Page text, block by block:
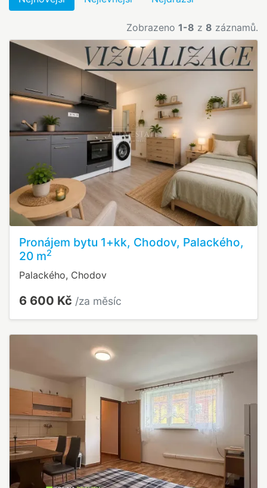
Zobrazeno 1-8 z 8 záznamů.
Pronájem bytu 1+kk, Chodov, Palackého,
20 m2
Palackého, Chodov
6 600 Kč /za měsíc